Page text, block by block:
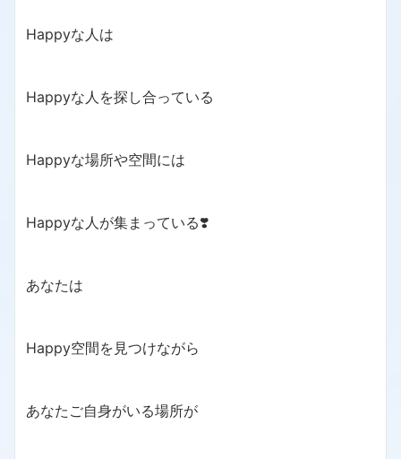
Happyな人は
Happyな人を探し合っている
Happyな場所や空間には
Happyな人が集まっている❣️
あなたは
Happy空間を見つけながら
あなたご自身がいる場所が